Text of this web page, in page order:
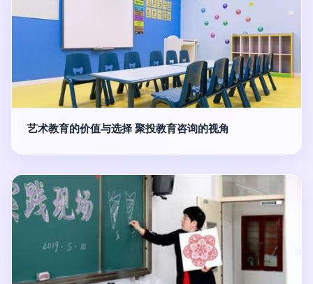
艺术教育的价值与选择 聚投教育咨询的视角